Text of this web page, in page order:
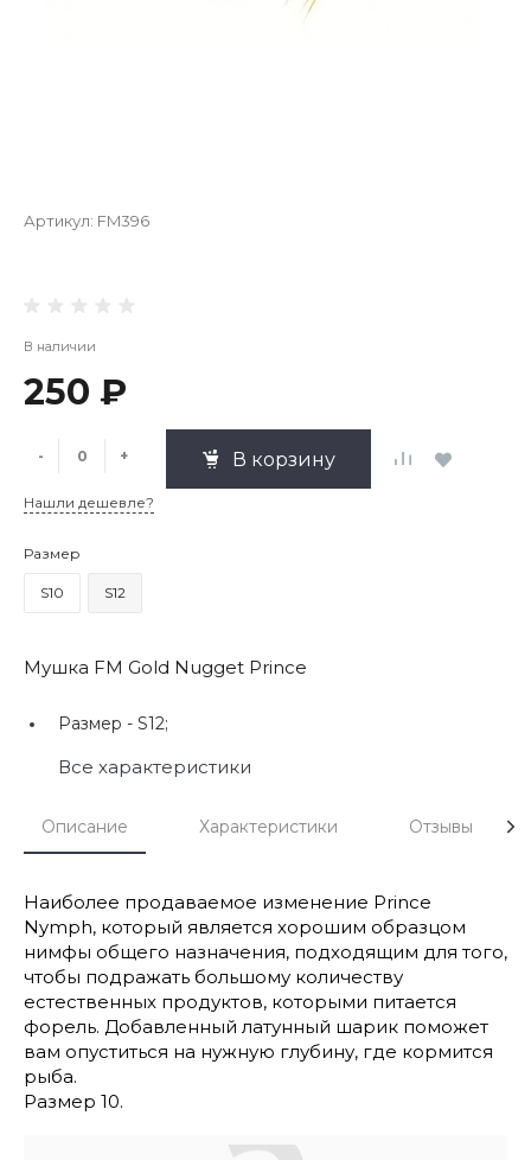
Артикул: FM396
В наличии
250 ₽
- + В корзину
Нашли дешевле?
Размер
S10 S12
Мушка FM Gold Nugget Prince
Размер - S12;
Все характеристики
Описание Характеристики Отзывы
Наиболее продаваемое изменение Prince
Nymph, который является хорошим образцом
нимфы общего назначения, подходящим для того,
чтобы подражать большому количеству
естественных продуктов, которыми питается
форель. Добавленный латунный шарик поможет
вам опуститься на нужную глубину, где кормится
рыба.
Размер 10.